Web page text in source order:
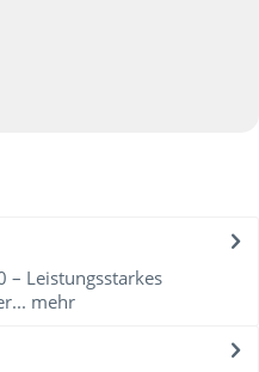
– Leistungsstarkes
mehr